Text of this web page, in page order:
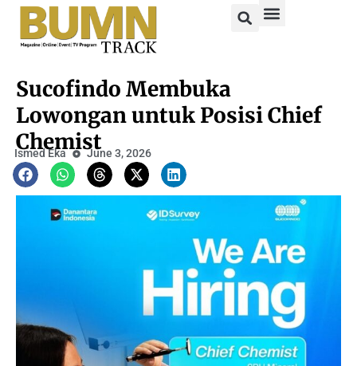
Sucofindo Membuka
Lowongan untuk Posisi Chief
Chemist
Ismed Eka June 3, 2026